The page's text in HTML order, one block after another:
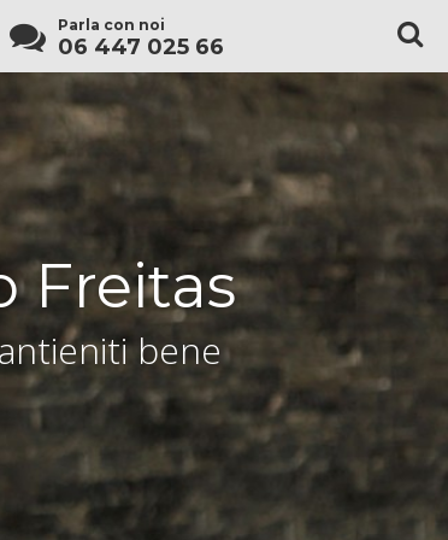
Parla con noi
06 447 025 66
Freitas
bene